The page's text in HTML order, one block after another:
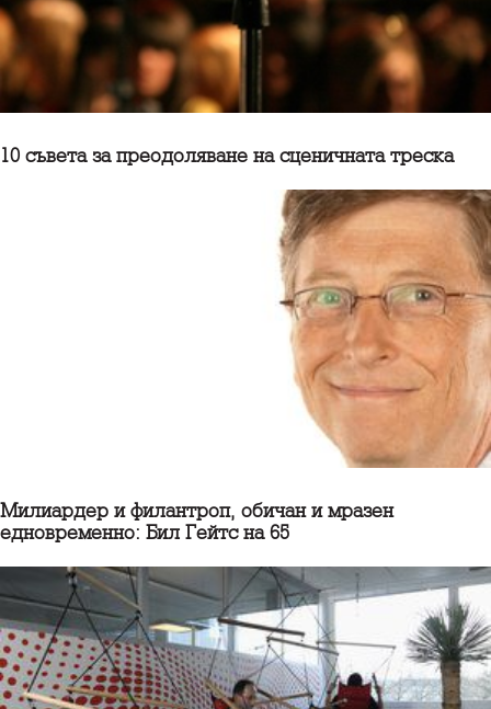
10 съветa за преодоляване на сценичната треска
Милиардер и филантроп, обичан и мразен
едновременно: Бил Гейтс на 65